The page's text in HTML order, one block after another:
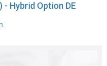
Hybrid Option DE